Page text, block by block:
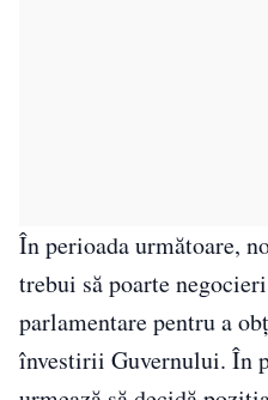
În perioada următoare,
trebui să poarte
parlamentare pentru a
învestirii Guvernului. În